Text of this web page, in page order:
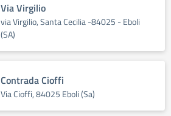
Via Virgilio
via Virgilio, Santa Cecilia -84025 - Eboli
(SA)
Contrada Cioffi
Via Cioffi, 84025 Eboli (Sa)